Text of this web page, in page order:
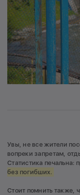
Увы, не все жители
вопреки запретам,
Статистика печальна:
без погибших.
Стоит помнить также,